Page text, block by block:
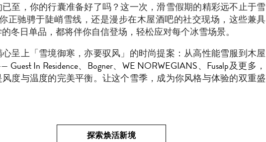
至，你的行囊准备好了吗？这一次，滑雪假期的精彩远不止于雪
正驰骋于陡峭雪线，还是漫步在木屋酒吧的社交现场，这些兼具
冬日单品，都将伴你自信登场，轻松应对每个冰雪场景。
呈上「雪境御寒，亦要驭风」的时尚提案：从高性能雪服到木屋
Guest In Residence、 Bogner、 WE NORWEGIANS、 Fusalp及更多，
度与温度的完美平衡。让这个雪季，成为你风格与体验的双重盛
探索焕活新境